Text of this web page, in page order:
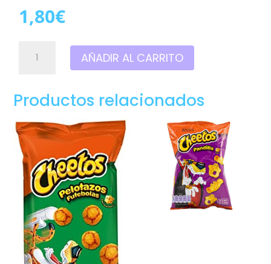
1,80€
+
Original,
fresa
y
limón
unidad
cantidad
AÑADIR AL CARRITO
Productos relacionados